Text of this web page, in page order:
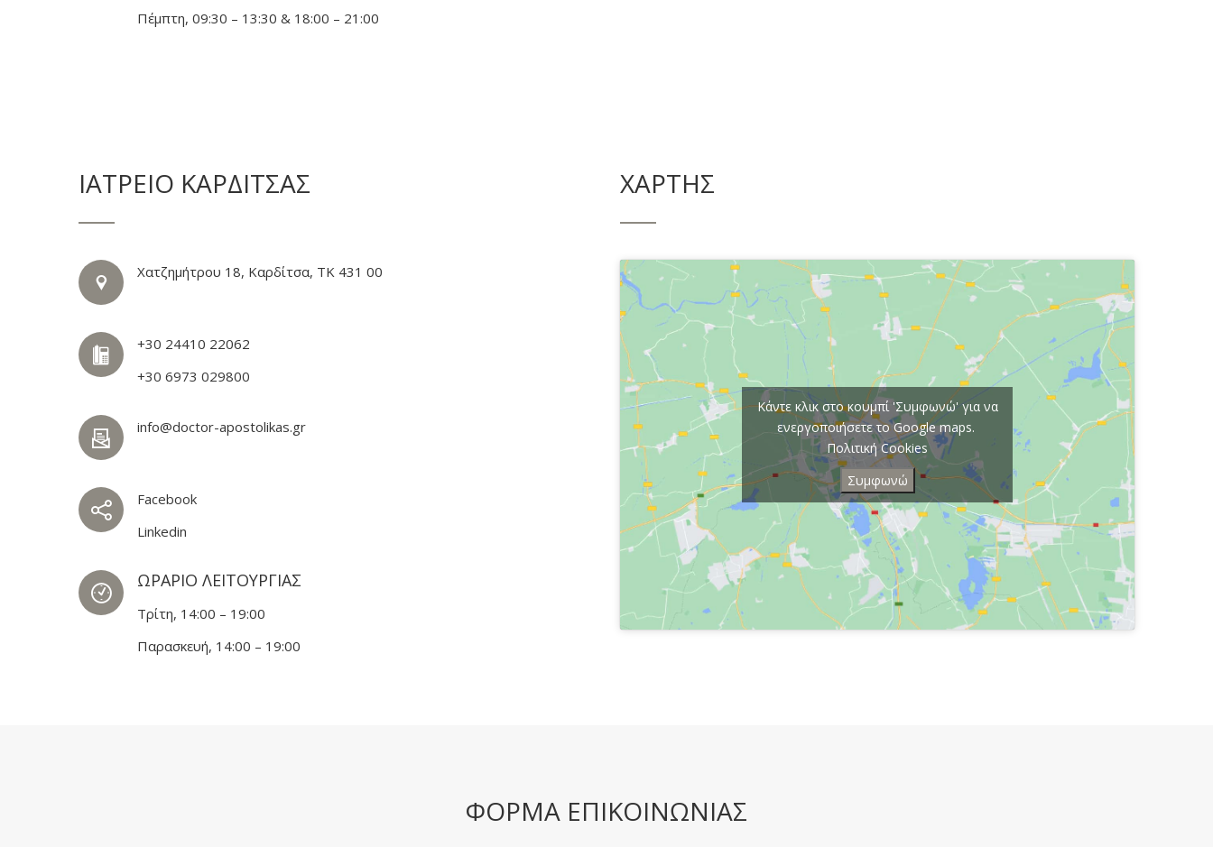
Πέμπτη, 09:30 – 13:30 & 18:00 – 21:00
ΙΑΤΡΕΙΟ ΚΑΡΔΙΤΣΑΣ
Χατζημήτρου 18, Καρδίτσα, ΤΚ 431 00
+30 24410 22062
+30 6973 029800
info@doctor-apostolikas.gr
Facebook
Linkedin
ΩΡΑΡΙΟ ΛΕΙΤΟΥΡΓΙΑΣ
Τρίτη, 14:00 – 19:00
Παρασκευή, 14:00 – 19:00
ΧΑΡΤΗΣ
Κάντε κλικ στο κουμπί 'Συμφωνώ' για να
ενεργοποιήσετε το Google maps.
Πολιτική Cookies
Συμφωνώ
ΦΟΡΜΑ ΕΠΙΚΟΙΝΩΝΙΑΣ